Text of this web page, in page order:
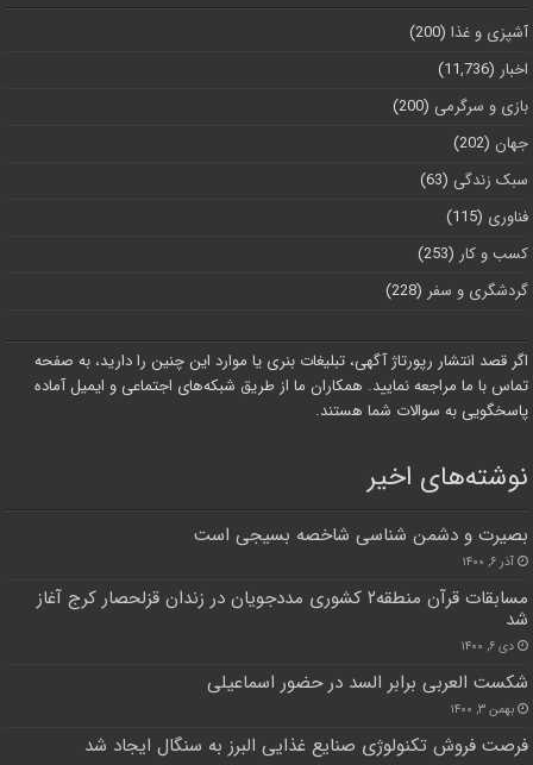
آشپزی و غذا (200)
اخبار (11,736)
بازی و سرگرمی (200)
جهان (202)
سبک زندگی (63)
فناوری (115)
کسب و کار (253)
گردشگری و سفر (228)
اگر قصد انتشار رپورتاژ آگهی، تبلیغات بنری یا موارد این چنین را دارید، به صفحه
تماس با ما مراجعه نمایید. همکاران ما از طریق شبکه‌های اجتماعی و ایمیل آماده
پاسخگویی به سوالات شما هستند.
نوشته‌های اخیر
بصیرت و دشمن شناسی شاخصه بسیجی است
آذر ۶, ۱۴۰۰
مسابقات قرآن منطقه۲ کشوری مددجویان در زندان قزلحصار کرج آغاز
شد
دی ۶, ۱۴۰۰
شکست العربی برابر السد در حضور اسماعیلی
بهمن ۳, ۱۴۰۰
فرصت فروش تکنولوژی صنایع غذایی البرز به سنگال ایجاد شد